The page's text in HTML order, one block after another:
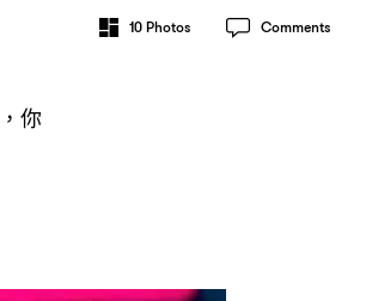
10Photos Comments
， 你